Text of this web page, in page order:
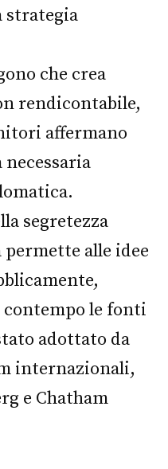
strategia
che crea
rendicontabile,
affermano
necessaria
segretezza
permette alle idee
contempo le fonti
adottato da
internazionali,
e Chatham